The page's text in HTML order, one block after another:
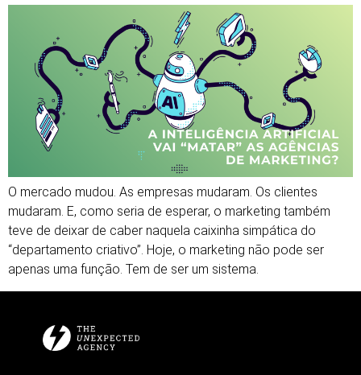
O mercado mudou. As empresas mudaram. Os clientes
mudaram. E, como seria de esperar, o marketing também
teve de deixar de caber naquela caixinha simpática do
“departamento criativo”. Hoje, o marketing não pode ser
apenas uma função. Tem de ser um sistema.